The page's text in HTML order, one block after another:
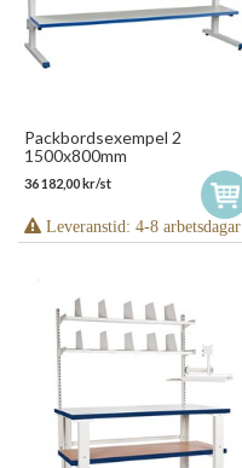
Packbordsexempel 2
1500x800mm
36 182,00 kr/st
Leveranstid: 4-8 arbetsdagar